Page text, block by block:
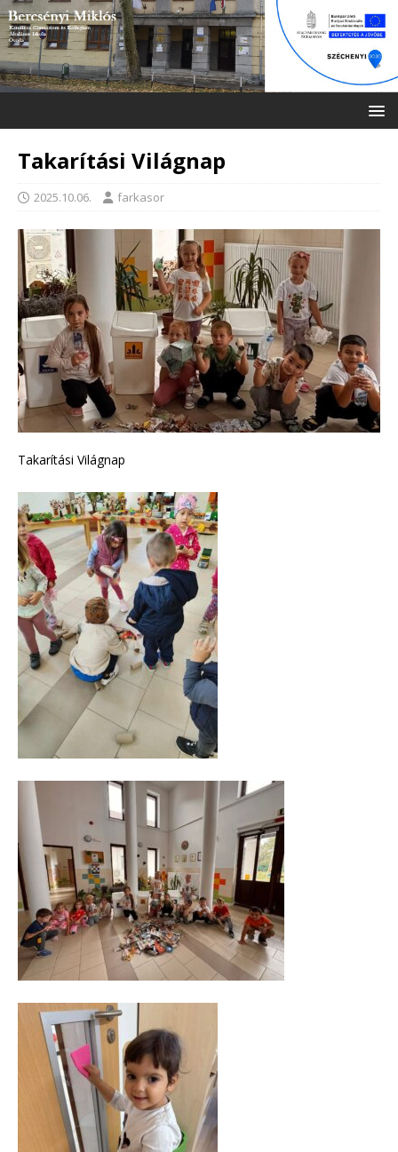
Takarítási Világnap
2025.10.06. farkasor
Takarítási Világnap